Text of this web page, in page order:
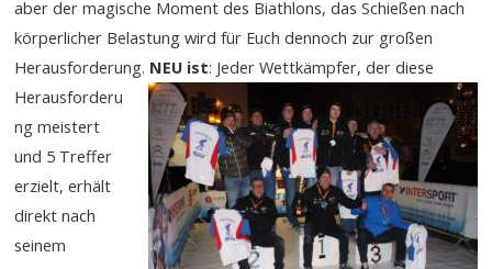
aber der magische Moment des Biathlons, das Schießen nach
körperlicher Belastung wird für Euch dennoch zur großen
Herausforderung. NEU ist: Jeder Wettkämpfer, der diese
Herausforderu
ng meistert
und 5 Treffer
erzielt, erhält
direkt nach
seinem